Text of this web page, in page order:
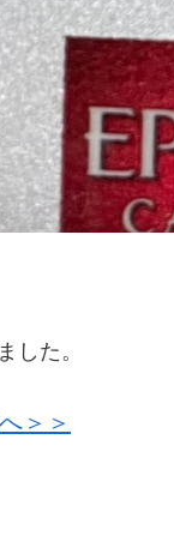
した。
＞＞